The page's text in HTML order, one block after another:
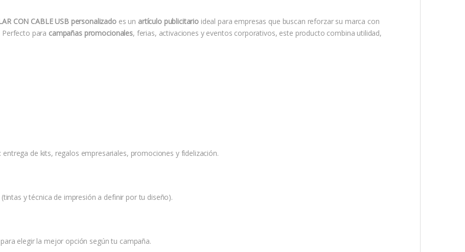
CON CABLE USB personalizadoes un artículo publicitario ideal para empresas que buscan reforzar su marca con
para campañas promocionales, ferias, activaciones y eventos corporativos, este producto combina utilidad,
de kits, regalos empresariales, promociones y fidelización.
y técnica de impresión a definir por tu diseño).
elegir la mejor opción según tu campaña.